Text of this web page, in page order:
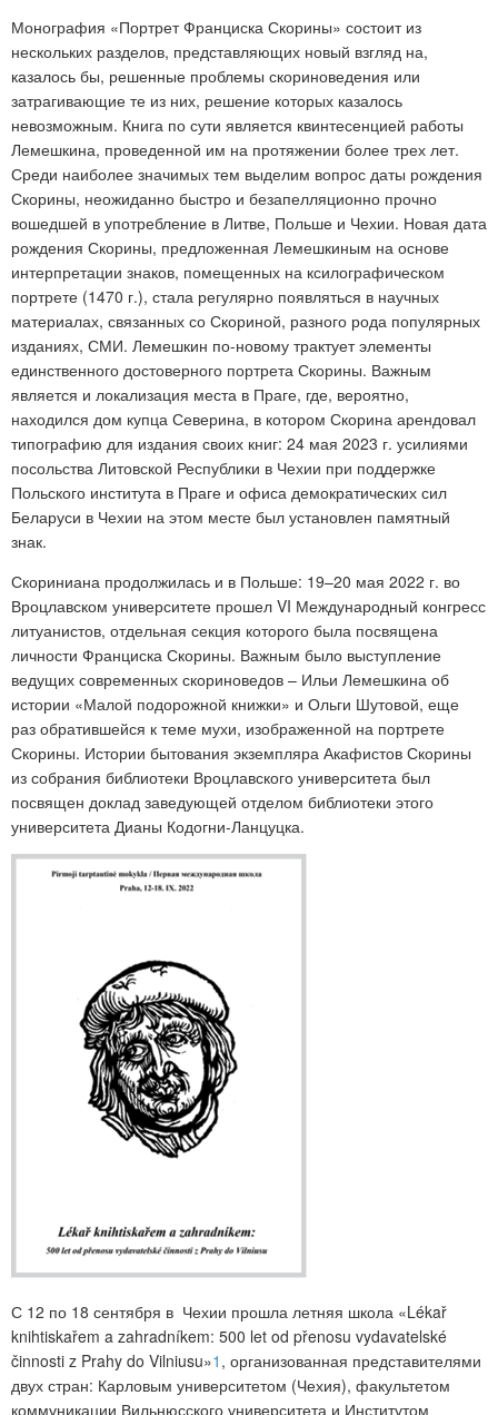
Монография «Портрет Франциска Скорины» состоит из
нескольких разделов, представляющих новый взгляд на,
казалось бы, решенные проблемы скориноведения или
затрагивающие те из них, решение которых казалось
невозможным. Книга по сути является квинтесенцией работы
Лемешкина, проведенной им на протяжении более трех лет.
Среди наиболее значимых тем выделим вопрос даты рождения
Скорины, неожиданно быстро и безапелляционно прочно
вошедшей в употребление в Литве, Польше и Чехии. Новая дата
рождения Скорины, предложенная Лемешкиным на основе
интерпретации знаков, помещенных на ксилографическом
портрете (1470 г.), стала регулярно появляться в научных
материалах, связанных со Скориной, разного рода популярных
изданиях, СМИ. Лемешкин по-новому трактует элементы
единственного достоверного портрета Скорины. Важным
является и локализация места в Праге, где, вероятно,
находился дом купца Северина, в котором Скорина арендовал
типографию для издания своих книг: 24 мая 2023 г. усилиями
посольства Литовской Республики в Чехии при поддержке
Польского института в Праге и офиса демократических сил
Беларуси в Чехии на этом месте был установлен памятный
знак.
Скориниана продолжилась и в Польше: 19–20 мая 2022 г. во
Вроцлавском университете прошел VI Международный конгресс
литуанистов, отдельная секция которого была посвящена
личности Франциска Скорины. Важным было выступление
ведущих современных скориноведов – Ильи Лемешкина об
истории «Малой подорожной книжки» и Ольги Шутовой, еще
раз обратившейся к теме мухи, изображенной на портрете
Скорины. Истории бытования экземпляра Акафистов Скорины
из собрания библиотеки Вроцлавского университета был
посвящен доклад заведующей отделом библиотеки этого
университета Дианы Кодогни-Ланцуцка.
С 12 по 18 сентября в Чехии прошла летняя школа «Lékař
knihtiskařem a zahradníkem: 500 let od přenosu vydavatelské
činnosti z Prahy do Vilniusu»1 , организованная представителями
двух стран: Карловым университетом (Чехия), факультетом
коммуникации Вильнюсского университета и Институтом